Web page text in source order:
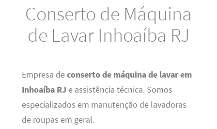
Conserto de Máquina
de Lavar Inhoaíba RJ
Empresa deconserto de máquina de lavar em
Inhoaíba RJ e assistência técnica. Somos
especializados em manutenção de lavadoras
de roupas em geral.